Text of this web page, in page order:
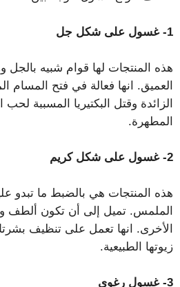
1- غسول على شكل جل
هذه المنتجات لها قوام شبيه
العميق. انها فعالة في فتح المسام
الزائدة وقتل البكتيريا المسببة
المطهرة.
2- غسول على شكل كريم
هذه المنتجات هي بالضبط ما تبدو
الملمس. تميل إلى أن تكون ألطف
الأخرى. انها تعمل على تنظيف
زيوتها الطبيعية.
3- غسول رغوي